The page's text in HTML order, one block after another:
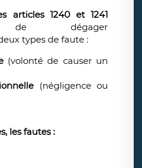
articles 1240 et 1241
de dégager
types de faute :
(volonté de causer un
(négligence ou
les fautes :